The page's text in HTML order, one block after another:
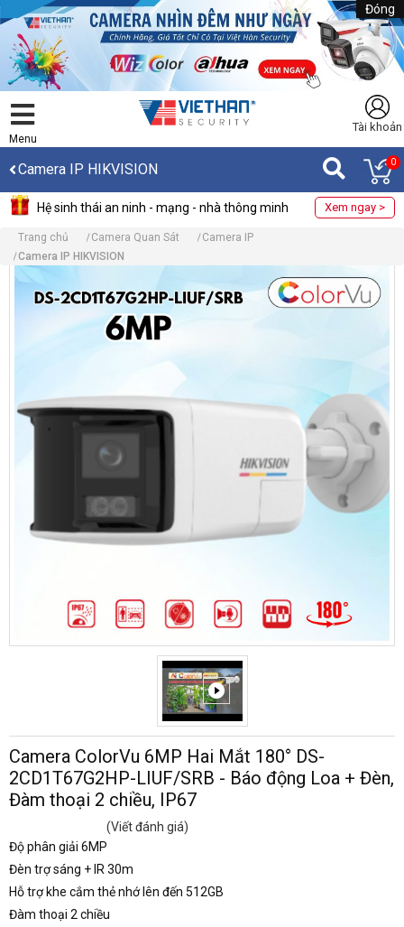
Đóng
Menu
Tài khoản
Camera IP HIKVISION 0
Hệ sinh thái an ninh - mạng - nhà thông minh Xem ngay >
Trang chủ Camera Quan Sát
Camera IP
Camera IP HIKVISION
Camera ColorVu 6MP Hai Mắt 180° DS-
2CD1T67G2HP-LIUF/SRB - Báo động Loa + Đèn,
Đàm thoại 2 chiều, IP67
(Viết đánh giá)
Độ phân giải 6MP
Đèn trợ sáng + IR 30m
Hỗ trợ khe cắm thẻ nhớ lên đến 512GB
Đàm thoại 2 chiều